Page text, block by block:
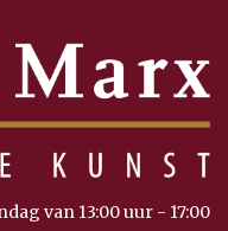
van 13:00 uur - 17:00